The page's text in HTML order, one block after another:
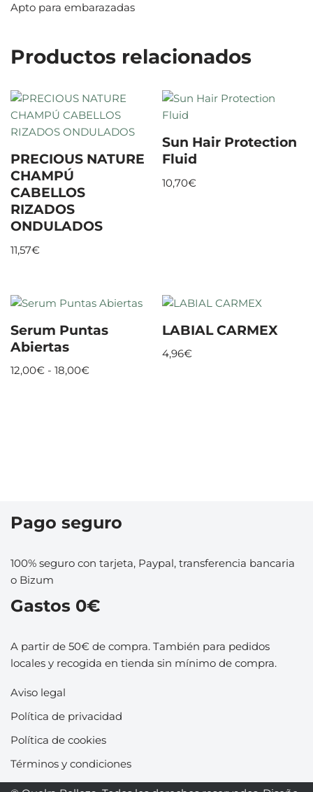
Apto para embarazadas
Productos relacionados
PRECIOUS NATURE
CHAMPÚ
CABELLOS
RIZADOS
ONDULADOS
11,57€
Sun Hair Protection
Fluid
10,70€
Serum Puntas
Abiertas
12,00€ - 18,00€
LABIAL CARMEX
4,96€
Pago seguro
100% seguro con tarjeta, Paypal, transferencia bancaria
o Bizum
Gastos 0€
A partir de 50€ de compra. También para pedidos
locales y recogida en tienda sin mínimo de compra.
Aviso legal
Política de privacidad
Política de cookies
Términos y condiciones